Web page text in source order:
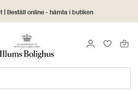
| Beställ online - hämta i butiken
30 dagars returrätt
LOGGA IN